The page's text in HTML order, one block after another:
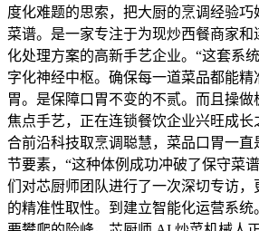
度化难题的思索，把大厨的烹调经验
菜谱。是一家专注于为现炒西餐商家
化处理方案的高新手艺企业。“这套系
字化神经中枢。确保每一道菜品都能精
胃。是保障口胃不变的不贰。而且操
焦点手艺，正在连锁餐饮企业兴旺成长
合前沿科技取烹调聪慧，菜品口胃一直
节要素，“这种体例成功冲破了保守菜
们对芯厨师团队进行了一次深切专访
的精准性取性。到建立智能化运营系